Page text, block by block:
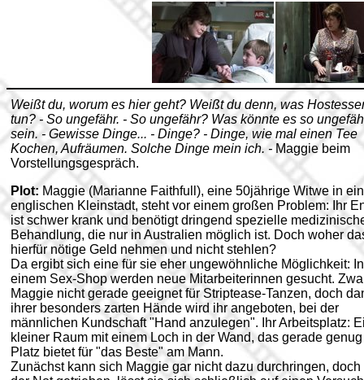
Weißt du, worum es hier geht? Weißt du denn, was
tun? - So ungefähr. - So ungefähr? Was könnte es so
sein. - Gewisse Dinge... - Dinge? - Dinge, wie mal einen Tee
Kochen, Aufräumen. Solche Dinge mein ich. -Maggie beim
Vorstellungsgespräch.
Plot: Maggie (Marianne Faithfull), eine 50jährige Witwe in
englischen Kleinstadt, steht vor einem großen Problem: Ihr
ist schwer krank und benötigt dringend spezielle
Behandlung, die nur in Australien möglich ist. Doch woher
hierfür nötige Geld nehmen und nicht stehlen?
Da ergibt sich eine für sie eher ungewöhnliche Möglichkeit: In
einem Sex-Shop werden neue Mitarbeiterinnen gesucht.
Maggie nicht gerade geeignet für Striptease-Tanzen, doch
ihrer besonders zarten Hände wird ihr angeboten, bei der
männlichen Kundschaft "Hand anzulegen". Ihr Arbeitsplatz:
kleiner Raum mit einem Loch in der Wand, das gerade genug
Platz bietet für "das Beste" am Mann.
Zunächst kann sich Maggie gar nicht dazu durchringen, doch